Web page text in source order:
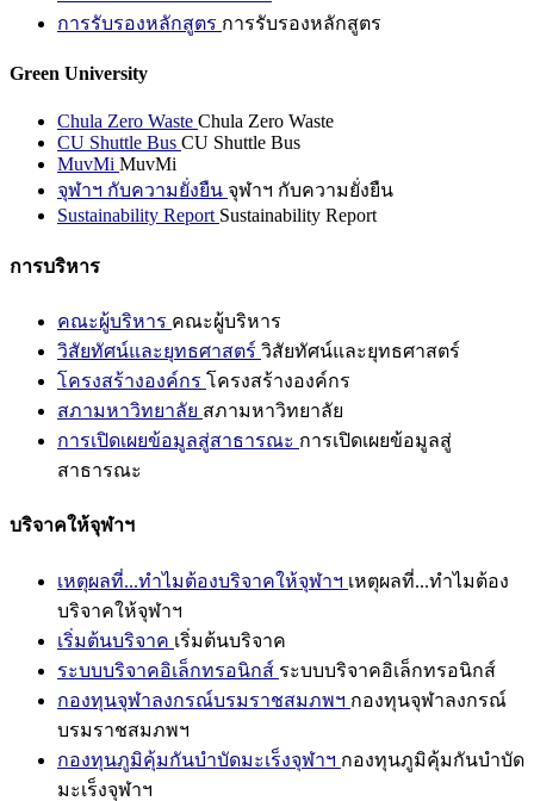
การรับรองหลักสูตร การรับรองหลักสูตร
Green University
Chula Zero Waste Chula Zero Waste
CU Shuttle Bus CU Shuttle Bus
MuvMi MuvMi
จุฬาฯ กับความยั่งยืน จุฬาฯ กับความยั่งยืน
Sustainability Report Sustainability Report
การบริหาร
คณะผู้บริหาร คณะผู้บริหาร
วิสัยทัศน์และยุทธศาสตร์ วิสัยทัศน์และยุทธศาสตร์
โครงสร้างองค์กร โครงสร้างองค์กร
สภามหาวิทยาลัย สภามหาวิทยาลัย
การเปิดเผยข้อมูลสู่สาธารณะ การเปิดเผยข้อมูลสู่
สาธารณะ
บริจาคให้จุฬาฯ
เหตุผลที่...ทำไมต้องบริจาคให้จุฬาฯ เหตุผลที่...ทำไมต้อง
บริจาคให้จุฬาฯ
เริ่มต้นบริจาค เริ่มต้นบริจาค
ระบบบริจาคอิเล็กทรอนิกส์ ระบบบริจาคอิเล็กทรอนิกส์
กองทุนจุฬาลงกรณ์บรมราชสมภพฯ กองทุนจุฬาลงกรณ์
บรมราชสมภพฯ
กองทุนภูมิคุ้มกันบำบัดมะเร็งจุฬาฯ กองทุนภูมิคุ้มกันบำบัด
มะเร็งจุฬาฯ